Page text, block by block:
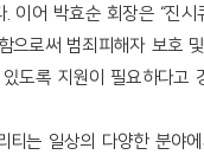
. 이어 박효순 회장은 “진시
으로써 범죄피해자 보호
도록 지원이 필요하다고
티는 일상의 다양한 분야